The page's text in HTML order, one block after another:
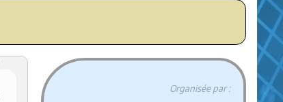
Organisée par :